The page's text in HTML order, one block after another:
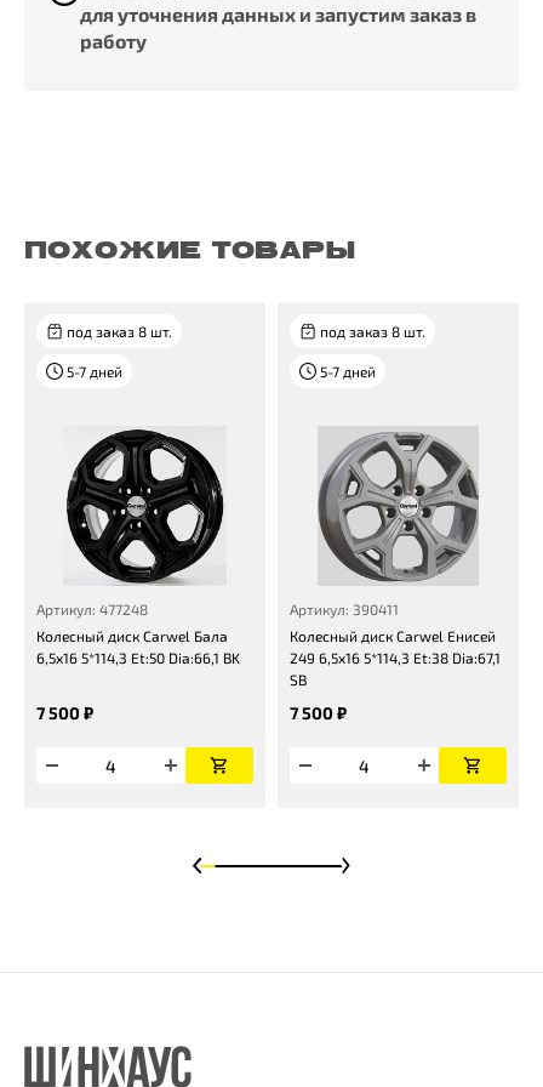
для уточнения данных и запустим заказ в
работу
ПОХОЖИЕ ТОВАРЫ
под заказ 8 шт.
5-7 дней
Артикул: 477248
Колесный диск Carwel Бала
6,5x16 5*114,3 Et:50 Dia:66,1 BK
7 500 ₽
под заказ 8 шт.
5-7 дней
Артикул: 390411
Колесный диск Carwel Енисей
249 6,5x16 5*114,3 Et:38 Dia:67,1
SB
7 500 ₽